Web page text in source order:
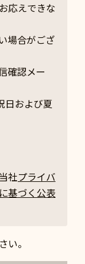
応えできな
場合がござ
確認メー
日および夏
社プライバ
基づく公表
い。